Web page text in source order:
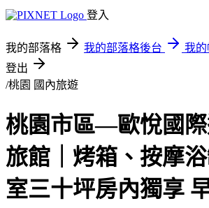
登入
我的部落格 我的部落格後台
我
登出
/桃園 國內旅遊
桃園市區—歐悅國
旅館｜烤箱、按摩
室三十坪房內獨享